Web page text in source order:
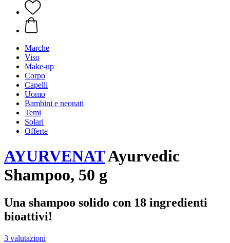
Marche
Viso
Make-up
Corpo
Capelli
Uomo
Bambini e neonati
Temi
Solari
Offerte
AYURVENATAyurvedic
Shampoo, 50 g
Una shampoo solido con 18 ingredienti
bioattivi!
3 valutazioni